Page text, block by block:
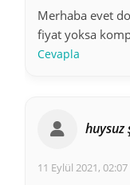
Merhaba evet
fiyat yoksa
Cevapla
huysuz
11 Eylül 2021, 02:07